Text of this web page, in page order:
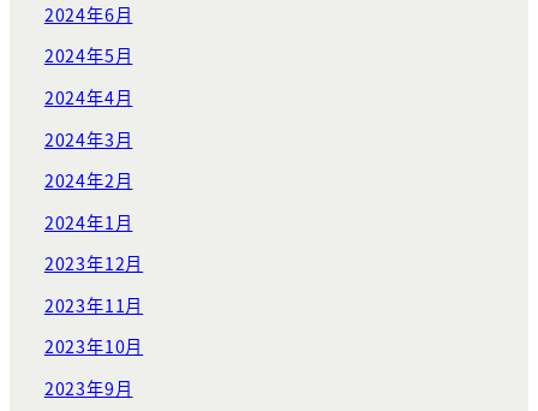
2024年6月
2024年5月
2024年4月
2024年3月
2024年2月
2024年1月
2023年12月
2023年11月
2023年10月
2023年9月